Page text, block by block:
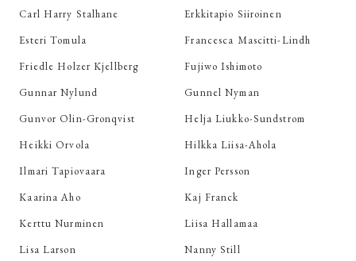
Carl Harry Stalhane
Erkkitapio Siiroinen
Esteri Tomula
Francesca Mascitti-Lindh
Friedle Holzer Kjellberg
Fujiwo Ishimoto
Gunnar Nylund
Gunnel Nyman
Gunvor Olin-Gronqvist
Helja Liukko-Sundstrom
Heikki Orvola
Hilkka Liisa-Ahola
Ilmari Tapiovaara
Inger Persson
Kaarina Aho
Kaj Franck
Kerttu Nurminen
Liisa Hallamaa
Lisa Larson
Nanny Still